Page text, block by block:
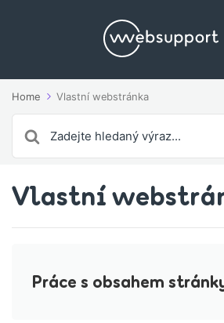
Home Vlastní webstránka
For
Vlastní
Práce s obsahem